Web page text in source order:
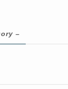
–